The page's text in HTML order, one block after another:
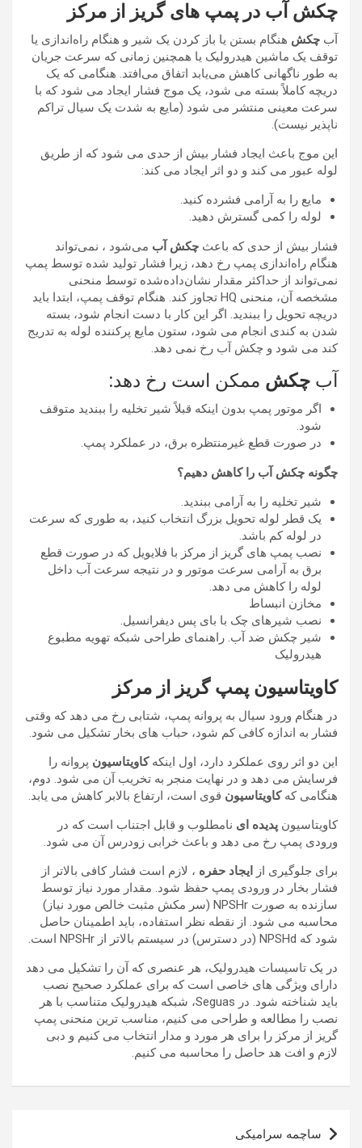
چکش آب در پمپ های گریز از مرکز
آب چکش هنگام بستن یا باز کردن یک شیر و هنگام راه‌اندازی یا
توقف یک ماشین هیدرولیک یا همچنین زمانی که سرعت جریان
به طور ناگهانی کاهش می‌یابد اتفاق می‌افتد. هنگامی که یک
دریچه کاملاً بسته می شود، یک موج فشار ایجاد می شود که با
سرعت معینی منتشر می شود (مایع به شدت یک سیال تراکم
ناپذیر نیست).
این موج باعث ایجاد فشار بیش از حدی می شود که از طریق
لوله عبور می کند و دو اثر ایجاد می کند:
مایع را به آرامی فشرده کنید.
لوله را کمی گسترش دهید.
فشار بیش از حدی که باعث چکش آب می‌شود ، نمی‌تواند
هنگام راه‌اندازی پمپ رخ دهد، زیرا فشار تولید شده توسط پمپ
نمی‌تواند از حداکثر مقدار نشان‌داده‌شده توسط منحنی
مشخصه آن، منحنی HQ تجاوز کند. هنگام توقف پمپ، ابتدا باید
دریچه تحویل را ببندید. اگر این کار با دست انجام شود، بسته
شدن به کندی انجام می شود، ستون مایع پرکننده لوله به تدریج
کند می شود و چکش آب رخ نمی دهد.
آب چکش ممکن است رخ دهد:
اگر موتور پمپ بدون اینکه قبلاً شیر تخلیه را ببندید متوقف
شود.
در صورت قطع غیرمنتظره برق، در عملکرد پمپ.
چگونه چکش آب را کاهش دهیم؟
شیر تخلیه را به آرامی ببندید.
یک قطر لوله تحویل بزرگ انتخاب کنید، به طوری که سرعت
در لوله کم باشد.
نصب پمپ های گریز از مرکز با فلایویل که در صورت قطع
برق به آرامی سرعت موتور و در نتیجه سرعت آب داخل
لوله را کاهش می دهد.
مخازن انبساط
نصب شیرهای چک با بای پس دیفرانسیل.
شیر چکش ضد آب. راهنمای طراحی شبکه تهویه مطبوع
هیدرولیک
کاویتاسیون پمپگریز از مرکز
در هنگام ورود سیال به پروانه پمپ، شتابی رخ می دهد که وقتی
فشار به اندازه کافی کم شود، حباب های بخار تشکیل می شود.
این دو اثر روی عملکرد دارد، اول اینکهکاویتاسیون پروانه را
فرسایش می دهد و در نهایت منجر به تخریب آن می شود. دوم،
هنگامی کهکاویتاسیون قوی است، ارتفاع بالابر کاهش می یابد.
کاویتاسیون پدیده ای نامطلوب و قابل اجتناب است که در
ورودی پمپ رخ می دهد و باعث خرابی زودرس آن می شود.
برای جلوگیری از
ایجاد حفره ، لازم است فشار کافی بالاتر از
فشار بخار در ورودی پمپ حفظ شود. مقدار مورد نیاز توسط
سازنده به صورت NPSHr (سر مکش مثبت خالص مورد نیاز)
محاسبه می شود. از نقطه نظر استفاده، باید اطمینان حاصل
شود که NPSHd (در دسترس) در سیستم بالاتر از NPSHr است.
در یک تاسیسات هیدرولیک، هر عنصری که آن را تشکیل می دهد
دارای ویژگی های خاصی است که برای عملکرد صحیح نصب
باید شناخته شود. در Seguas، شبکه هیدرولیک متناسب با هر
نصب را مطالعه و طراحی می کنیم، مناسب ترین منحنی پمپ
گریز از مرکز را برای هر مورد و مدار انتخاب می کنیم و دبی
لازم و افت هد حاصل را محاسبه می کنیم.
راهبری
ساچمه سرامیکی